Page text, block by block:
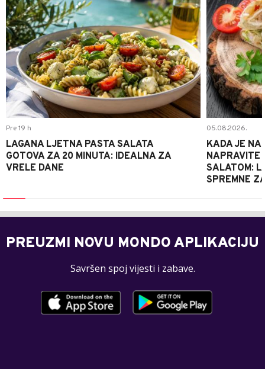
Pre 19 h
LAGANA LJETNA PASTA SALATA
GOTOVA ZA 20 MINUTA: IDEALNA ZA
VRELE DANE
05.08.2026.
KADA JE
NAPRAVITE
SALATOM:
SPREMNE
PREUZMI NOVU MONDO APLIKACIJU
Savršen spoj vijesti i zabave.